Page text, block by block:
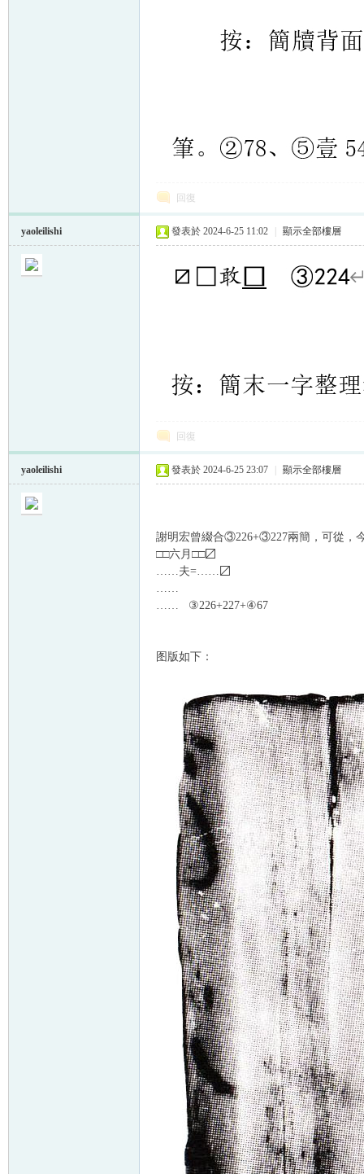
回復
yaoleilishi 發表於 2024-6-25 11:02 顯示全部樓層
回復
yaoleilishi 發表於 2024-6-25 23:07 顯示全部樓層
謝明宏曾綴合③226+③227兩簡，可從，
□□六月□□〼
……夫=……〼
……
…… ③226+227+④67
图版如下：